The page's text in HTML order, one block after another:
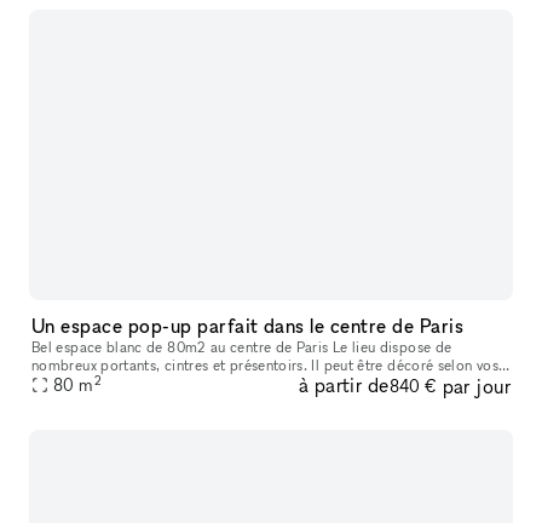
Un espace pop-up parfait dans le centre de Paris
Bel espace blanc de 80m2 au centre de Paris Le lieu dispose de
nombreux portants, cintres et présentoirs. Il peut être décoré selon vos
envies.
80 m2 à partir de840 € par jour